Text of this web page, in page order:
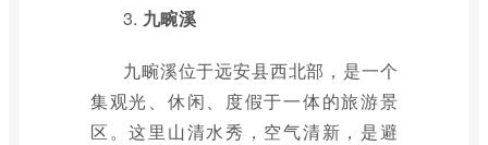
3. 九畹溪
九畹溪位于远安县西北部，是一个
集观光、休闲、度假于一体的旅游景
区。这里山清水秀，空气清新，是避